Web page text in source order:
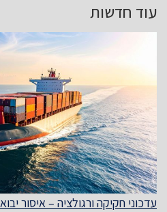
עוד חדשות
עדכוני חקיקה ורגולציה – איסור